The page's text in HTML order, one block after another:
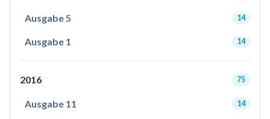
Ausgabe 5 14
Ausgabe 1 14
2016 75
Ausgabe 11 14